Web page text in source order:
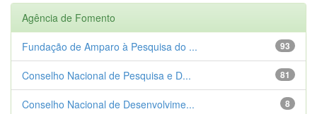
Agência de Fomento
93
Fundação de Amparo à Pesquisa do ...
81
Conselho Nacional de Pesquisa e D...
8
Conselho Nacional de Desenvolvime...